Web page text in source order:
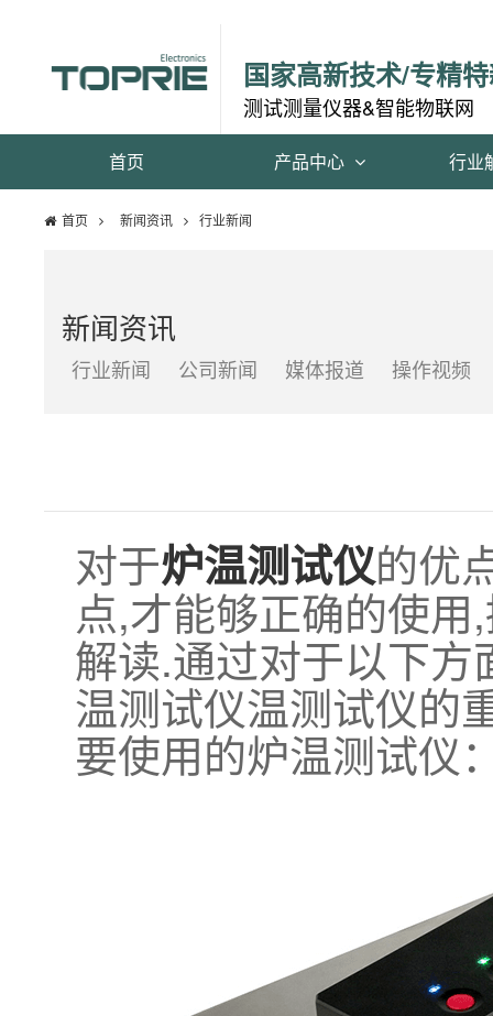
国家高新技术/专精
测试测量仪器&智能物联网
首页 产品中心 行业
首页 新闻资讯 行业新闻
新闻资讯
行业新闻 公司新闻 媒体报道 操作视频
对于炉温测试仪的优
点,才能够正确的使
解读.通过对于以下
温测试仪温测试仪的
要使用的炉温测试仪